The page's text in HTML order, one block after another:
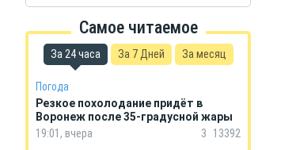
Самое читаемое
За 24 часа За 7 Дней За месяц
Погода
Резкое похолодание придёт в
Воронеж после 35-градусной жары
19:01, вчера
3
13392